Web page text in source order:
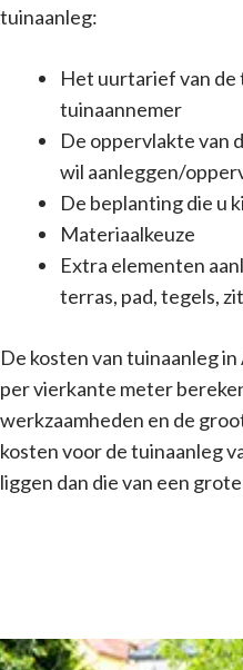
tuinaanleg:
Het uurtarief van
tuinaannemer
De oppervlakte van
wil aanleggen/
De beplanting die u
Materiaalkeuze
Extra elementen
terras, pad, tegels,
De kosten van tuinaanleg
per vierkante meter
werkzaamheden en de
kosten voor de tuinaanleg
liggen dan die van een